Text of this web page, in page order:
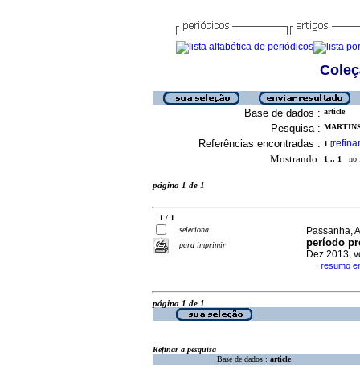
Base de dados : article
Pesquisa :
Referências encontradas : 1 [refinar
Mostrando: 1 .. 1 no
página 1 de 1
1 / 1
seleciona
para imprimir
Passanha,
período
Dez 2013,
· resumo
página 1 de 1
Refinar a pesquisa
Base de dados : article